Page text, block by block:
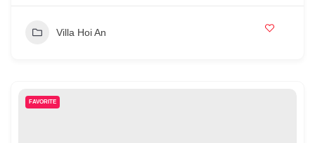
Villa Hoi An
FAVORITE